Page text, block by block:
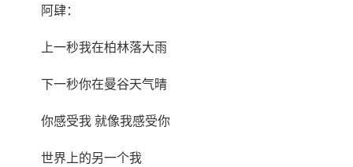
阿肆：
上一秒我在柏林落大雨
下一秒你在曼谷天气晴
你感受我 就像我感受你
世界上的另一个我